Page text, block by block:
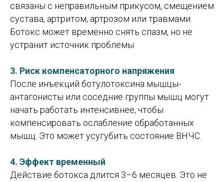
связаны с неправильным прикусом, смещением
сустава, артритом, артрозом или травмами.
Ботокс может временно снять спазм, но не
устранит источник проблемы.
3. Риск компенсаторного напряжения
После инъекций ботулотоксина мышцы-
антагонисты или соседние группы мышц могут
начать работать интенсивнее, чтобы
компенсировать ослабление обработанных
мышц. Это может усугубить состояние ВНЧС.
4. Эффект временный
Действие ботокса длится 3–6 месяцев. Это не